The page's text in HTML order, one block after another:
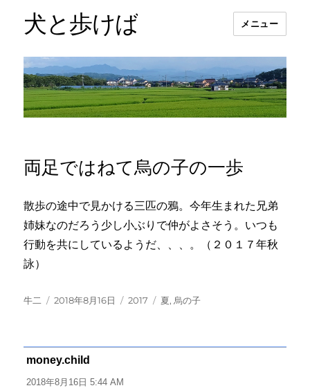
犬と歩けば メニュー
両足ではねて烏の子の一歩
散歩の途中で見かける三匹の鴉。今年生まれた兄弟
姉妹なのだろう少し小ぶりで仲がよさそう。いつも
行動を共にしているようだ、、、。（２０１７年秋
詠）
投
牛二
投
2018年8月16日
カ
2017
タ
夏,烏の子
money.child
り:
2018年8月16日 5:44 AM